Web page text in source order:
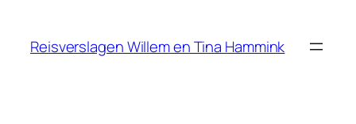
Reisverslagen Willem en Tina Hammink